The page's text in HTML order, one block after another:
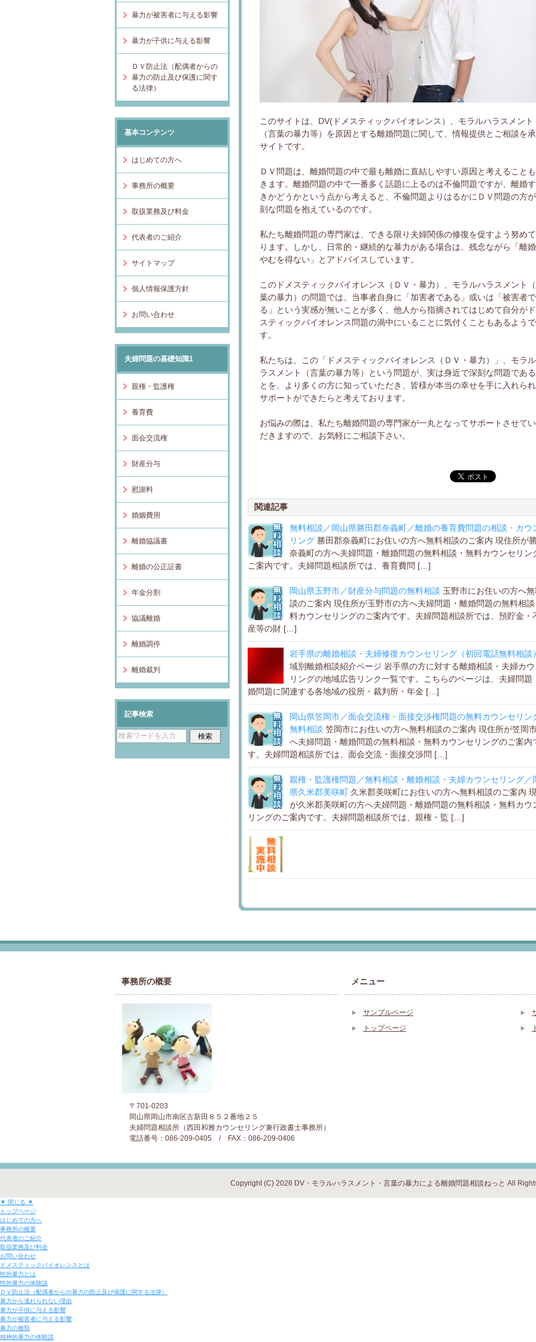
このサイトは、DV(ドメスティックバイオレンス）、モラルハラスメント
（言葉の暴力等）を原因とする離婚問題に関して、情報提供とご相談を
サイトです。
ＤＶ問題は、離婚問題の中で最も離婚に直結しやすい原因と考えること
きます。離婚問題の中で一番多く話題に上るのは不倫問題ですが、離婚
きかどうかという点から考えると、不倫問題よりはるかにＤＶ問題の方
刻な問題を抱えているのです。
私たち離婚問題の専門家は、できる限り夫婦関係の修復を促すよう努め
ります。しかし、日常的・継続的な暴力がある場合は、残念ながら「離
やむを得ない」とアドバイスしています。
このドメスティックバイオレンス（ＤＶ・暴力）、モラルハラスメント
葉の暴力）の問題では、当事者自身に「加害者である」或いは「被害者
る」という実感が無いことが多く、他人から指摘されてはじめて自分が
スティックバイオレンス問題の渦中にいることに気付くこともあるようで
す。
私たちは、この「ドメスティックバイオレンス（ＤＶ・暴力）」、モラ
ラスメント（言葉の暴力等）という問題が、実は身近で深刻な問題である
とを、より多くの方に知っていただき、皆様が本当の幸せを手に入れら
サポートができたらと考えております。
お悩みの際は、私たち離婚問題の専門家が一丸となってサポートさせて
だきますので、お気軽にご相談下さい。
関連記事
無料相談／岡山県勝田郡奈義町／離婚の養育費問題の相談・カウ
リング 勝田郡奈義町にお住いの方へ無料相談のご案内 現住所が
奈義町の方へ夫婦問題・離婚問題の無料相談・無料カウンセリン
ご案内です。夫婦問題相談所では、養育費問 […]
岡山県玉野市／財産分与問題の無料相談 玉野市にお住いの方へ
談のご案内 現住所が玉野市の方へ夫婦問題・離婚問題の無料相
料カウンセリングのご案内です。夫婦問題相談所では、預貯金・
産等の財 […]
岩手県の離婚相談・夫婦修復カウンセリング（初回電話無料相談）
域別離婚相談紹介ページ 岩手県の方に対する離婚相談・夫婦カウ
リングの地域広告リンク一覧です。こちらのページは、夫婦問題
婚問題に関連する各地域の役所・裁判所・年金 […]
岡山県笠岡市／面会交流権・面接交渉権問題の無料カウンセリン
無料相談 笠岡市にお住いの方へ無料相談のご案内 現住所が笠岡
へ夫婦問題・離婚問題の無料相談・無料カウンセリングのご案内
す。夫婦問題相談所では、面会交流・面接交渉問 […]
親権・監護権問題／無料相談・離婚相談・夫婦カウンセリング／
県久米郡美咲町 久米郡美咲町にお住いの方へ無料相談のご案内
が久米郡美咲町の方へ夫婦問題・離婚問題の無料相談・無料カウ
リングのご案内です。夫婦問題相談所では、親権・監 […]
暴力が被害者に与える影響
暴力が子供に与える影響
ＤＶ防止法（配偶者からの
暴力の防止及び保護に関す
る法律）
基本コンテンツ
はじめての方へ
事務所の概要
取扱業務及び料金
代表者のご紹介
サイトマップ
個人情報保護方針
お問い合わせ
夫婦問題の基礎知識1
親権・監護権
養育費
面会交流権
財産分与
慰謝料
婚姻費用
離婚協議書
離婚の公正証書
年金分割
協議離婚
離婚調停
離婚裁判
記事検索
事務所の概要
〒701-0203
岡山県岡山市南区古新田８５２番地２５
夫婦問題相談所（西田和雅カウンセリング兼行政書士事務所）
電話番号：086-209-0405 / FAX：086-209-0406
メニュー
サンプルページ
トップページ
Copyright (C) 2026 DV・モラルハラスメント・言葉の暴力による離婚問題相談ねっと All
▼ 閉じる ▼
トップページ
はじめての方へ
事務所の概要
代表者のご紹介
取扱業務及び料金
お問い合わせ
ドメスティックバイオレンスとは
性的暴力とは
性的暴力の体験談
ＤＶ防止法（配偶者からの暴力の防止及び保護に関する法律）
暴力から逃れられない理由
暴力が子供に与える影響
暴力が被害者に与える影響
暴力の種類
精神的暴力の体験談